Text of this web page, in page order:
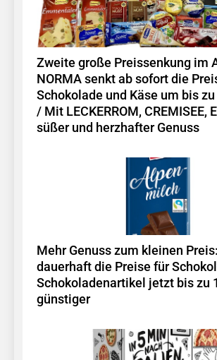
Zweite große Preissenkung im
NORMA senkt ab sofort die
Schokolade und Käse um bis
/ Mit LECKERROM, CREMISEE,
süßer und herzhafter Genuss
Mehr Genuss zum kleinen
dauerhaft die Preise für
Schokoladenartikel jetzt bis zu
günstiger